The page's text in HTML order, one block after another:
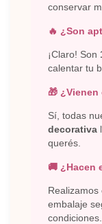
conservar
🔥 ¿Son
¡Claro! Son
calentar tu
🎁
Sí, todas
decorativa
querés.
🚚 ¿Hacen
Realizamos
embalaje
condiciones.